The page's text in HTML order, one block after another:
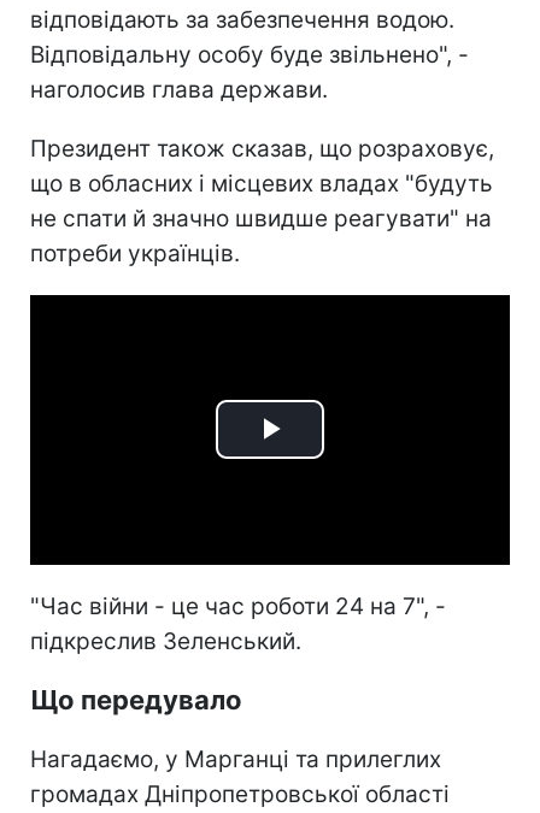
відповідають за забезпечення водою.
Відповідальну особу буде звільнено", -
наголосив глава держави.
Президент також сказав, що розраховує,
що в обласних і місцевих владах "будуть
не спати й значно швидше реагувати" на
потреби українців.
Play
"Час війни - це час роботи 24 на 7", -
підкреслив Зеленський.
Що передувало
Нагадаємо, у Марганці та прилеглих
громадах Дніпропетровської області